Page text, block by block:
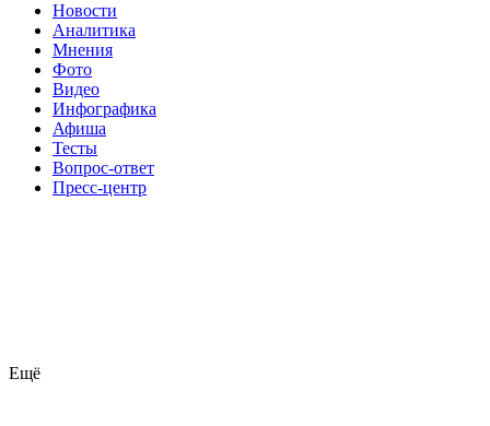
Новости
Аналитика
Мнения
Фото
Видео
Инфографика
Афиша
Тесты
Вопрос-ответ
Пресс-центр
Ещё